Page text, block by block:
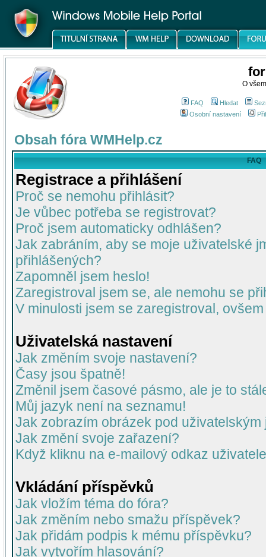
O
FAQ Hledat
Osobní nastavení
Obsah fóra WMHelp.cz
FAQ
Registrace a přihlášení
Proč se nemohu přihlásit?
Je vůbec potřeba se registrovat?
Proč jsem automaticky odhlášen?
Jak zabráním, aby se moje uživatelské
přihlášených?
Zapomněl jsem heslo!
Zaregistroval jsem se, ale nemohu se
V minulosti jsem se zaregistroval,
Uživatelská nastavení
Jak změním svoje nastavení?
Časy jsou špatně!
Změnil jsem časové pásmo, ale je to
Můj jazyk není na seznamu!
Jak zobrazím obrázek pod uživatelským
Jak změní svoje zařazení?
Když kliknu na e-mailový odkaz
Vkládání příspěvků
Jak vložím téma do fóra?
Jak změním nebo smažu příspěvek?
Jak přidám podpis k mému příspěvku?
Jak vytvořím hlasování?